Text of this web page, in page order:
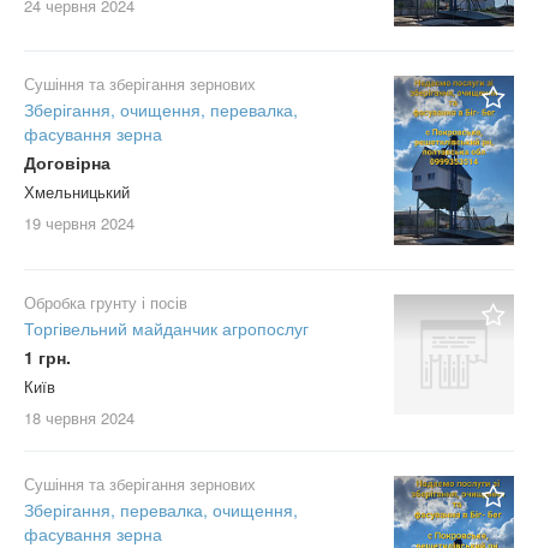
24 червня 2024
Сушіння та зберігання зернових
Зберігання, очищення, перевалка,
фасування зерна
Договірна
Хмельницький
19 червня 2024
Обробка грунту і посів
Торгівельний майданчик агропослуг
1 грн.
Київ
18 червня 2024
Сушіння та зберігання зернових
Зберігання, перевалка, очищення,
фасування зерна